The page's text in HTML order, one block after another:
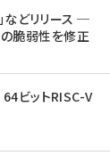
などリリース ─
脆弱性を修正
ビットRISC-V